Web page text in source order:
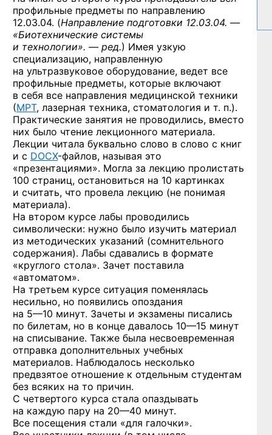
профильные предметы по направлению
12.03.04. (Направление подготовки 12.03.04. —
«Биотехнические системы
и технологии». — ред.) Имея узкую
специализацию, направленную
на ультразвуковое оборудование, ведет все
профильные предметы, которые включают
в себя все направления медицинской техники
(МРТ, лазерная техника, стоматология и т. п.).
Практические занятия не проводились, вместо
них было чтение лекционного материала.
Лекции читала буквально слово в слово с книг
и c DOCX-файлов, называя это
«презентациями». Могла за лекцию пролистать
100 страниц, остановиться на 10 картинках
и считать, что провела лекцию (не понимая
материала).
На втором курсе лабы проводились
символически: нужно было изучить материал
из методических указаний (сомнительного
содержания). Лабы сдавались в формате
«круглого стола». Зачет поставила
«автоматом».
На третьем курсе ситуация поменялась
несильно, но появились опоздания
на 5—10 минут. Зачеты и экзамены писались
по билетам, но в конце давалось 10—15 минут
на списывание. Также была несвоевременная
отправка дополнительных учебных
материалов. Наблюдалось несколько
предвзятое отношение к отдельным студентам
без всяких на то причин.
С четвертого курса стала опаздывать
на каждую пару на 20—40 минут.
Все посещения стали «для галочки».